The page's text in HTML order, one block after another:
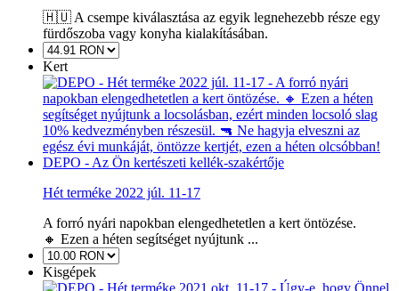
🇭🇺 A csempe kiválasztása az egyik legnehezebb része egy
fürdőszoba vagy konyha kialakításában.
Kert
Hét terméke 2022 júl. 11-17
A forró nyári napokban elengedhetetlen a kert öntözése.
🔸 Ezen a héten segítséget nyújtunk ...
Kisgépek